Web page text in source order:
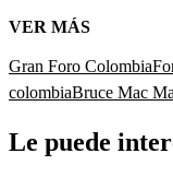
VER MÁS
Gran Foro Colombia
colombiaBruce Mac
Le puede